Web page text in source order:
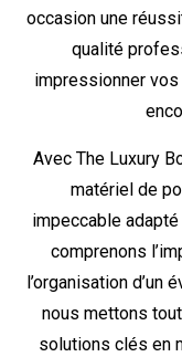
occasion une
qualité
impressionner
Avec The Luxury
matériel de
impeccable
comprenons
l’organisation d’un
nous mettons
solutions clés en